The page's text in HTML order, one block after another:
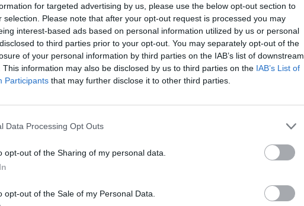
for targeted advertising by us, please use the below opt-out section to
selection. Please note that after your opt-out request is processed you may
interest-based ads based on personal information utilized by us or personal
to third parties prior to your opt-out. You may separately opt-out of the
of your personal information by third parties on the IAB’s list of downstream
This information may also be disclosed by us to third parties on the IAB’s List of
Participants that may further disclose it to other third parties.
Data Processing Opt Outs
opt-out of the Sharing of my personal data.
opt-out of the Sale of my Personal Data.
ΤΥΠΟΥ
Ραφήνας-Πικερμίου
ΤΡΑΓΟΥΔΑΜΕ ΤΗΝ ΠΟΙΗΣΗ
των Εργαστηρίων Δημιουργικής Γραφής